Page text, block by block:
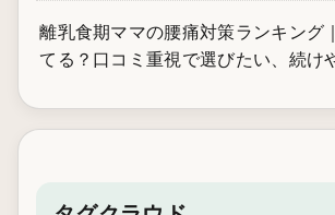
離乳食期ママの腰痛対策ランキング
てる？口コミ重視で選びたい、続け